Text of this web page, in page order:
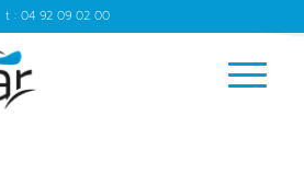
t : 04 92 09 02 00